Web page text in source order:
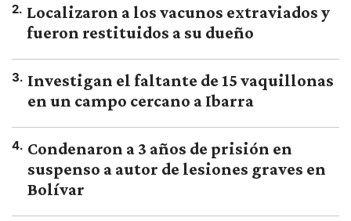
2. Localizaron a los vacunos extraviados y
fueron restituidos a su dueño
3. Investigan el faltante de 15 vaquillonas
en un campo cercano a Ibarra
4. Condenaron a 3 años de prisión en
suspenso a autor de lesiones graves en
Bolívar